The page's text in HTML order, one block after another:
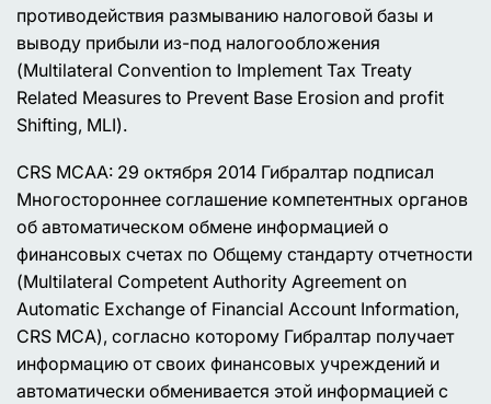
противодействия размыванию налоговой базы и
выводу прибыли из-под налогообложения
(Multilateral Convention to Implement Tax Treaty
Related Measures to Prevent Base Erosion and profit
Shifting, MLI).
CRS MCAA: 29 октября 2014 Гибралтар подписал
Многостороннее соглашение компетентных органов
об автоматическом обмене информацией о
финансовых счетах по Общему стандарту отчетности
(Multilateral Competent Authority Agreement on
Automatic Exchange of Financial Account Information,
CRS MCA), согласно которому Гибралтар получает
информацию от своих финансовых учреждений и
автоматически обменивается этой информацией с